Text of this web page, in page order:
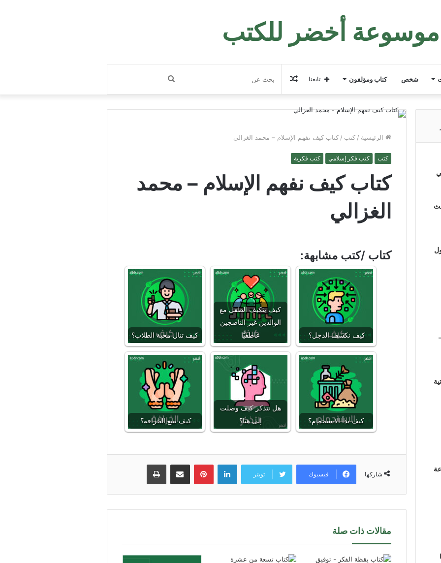
موسوعة أخضر للكتب
شخص كتاب ومؤلفون بحث
عن
مقال
عشوائي
تابعنا
الرئيسية / كتب / كتاب ‫كيف نفهم الإسلام‬ – محمد الغزالي
كتب كتب فكر إسلامي كتب فكرية
كتاب ‫كيف نفهم الإسلام‬ – محمد
الغزالي
كتاب /كتب مشابهة:
كيف تنال محبة الطلاب؟
كيف يتكيف الطفل مع
الوالدين غير الناضجين
عاطفيًّا
كيف نكشف الدجل؟
كيف نبيع الخرافة؟
هل تتذكر كيف وصلت
إلى هنا؟
كيف بدأ الاستحمام؟
شاركها فيسبوك تويتر
لينكدإن بينتيريستمشاركة عبر البريد طباعة
مقالات ذات صلة